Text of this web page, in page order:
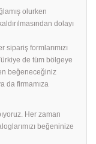
olurken
dolayı
formlarımızı
de tüm bölgeye
beğeneceğiniz
da firmamıza
Her zaman
beğeninize